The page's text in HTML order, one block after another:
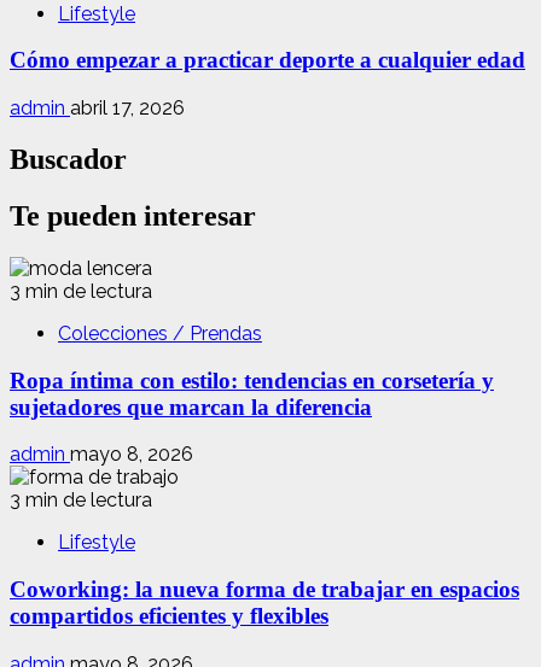
Lifestyle
Cómo empezar a practicar deporte a cualquier edad
admin abril 17, 2026
Buscador
Te pueden interesar
3 min de lectura
Colecciones / Prendas
Ropa íntima con estilo: tendencias en corsetería y
sujetadores que marcan la diferencia
admin mayo 8, 2026
3 min de lectura
Lifestyle
Coworking: la nueva forma de trabajar en espacios
compartidos eficientes y flexibles